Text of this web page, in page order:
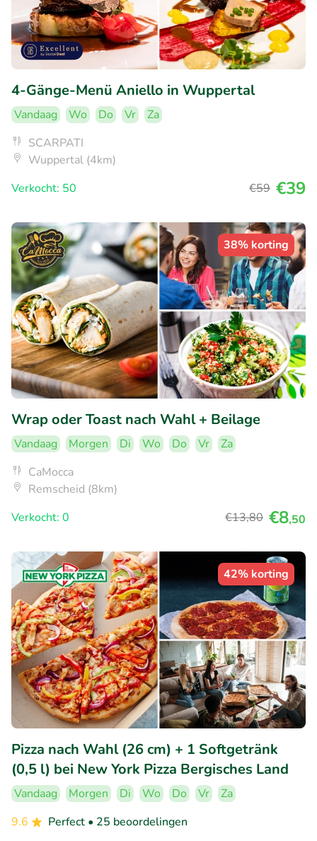
4-Gänge-Menü Aniello in Wuppertal
Vandaag Wo Do Vr
Za
SCARPATI
Wuppertal (4km)
Verkocht: 50
€59 €39
38% korting
Wrap oder Toast nach Wahl + Beilage
Vandaag Morgen Di Wo Do Vr
Za
CaMocca
Remscheid (8km)
Verkocht: 0
€13,80 €8,50
42% korting
Pizza nach Wahl (26 cm) + 1 Softgetränk
(0,5 l) bei New York Pizza Bergisches Land
Vandaag Morgen Di Wo Do Vr
Za
9.6
Perfect • 25 beoordelingen